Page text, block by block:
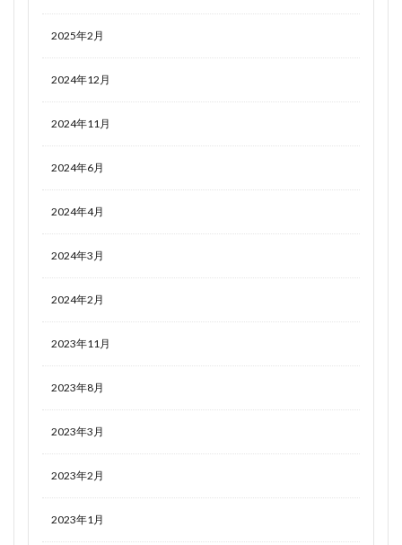
2025年2月
2024年12月
2024年11月
2024年6月
2024年4月
2024年3月
2024年2月
2023年11月
2023年8月
2023年3月
2023年2月
2023年1月